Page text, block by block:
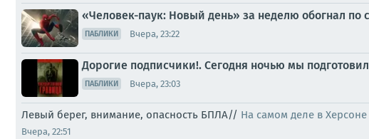
«Человек-паук: Новый день» за неделю обогнал
ПАБЛИКИ Вчера, 23:22
Дорогие подписчики!. Сегодня ночью мы
ПАБЛИКИ Вчера, 23:03
Левый берег, внимание, опасность БПЛА// На самом деле в Херсоне
Вчера, 22:51